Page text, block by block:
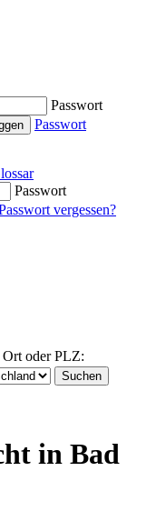
Passwort
Passwort
Passwort
vergessen?
Ort oder PLZ:
in Bad